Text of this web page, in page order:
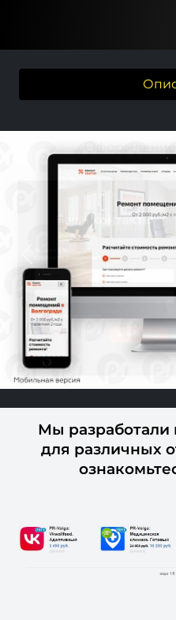
Previous
Мы разработали
для различных